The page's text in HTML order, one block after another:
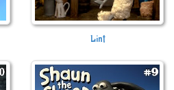
Lint